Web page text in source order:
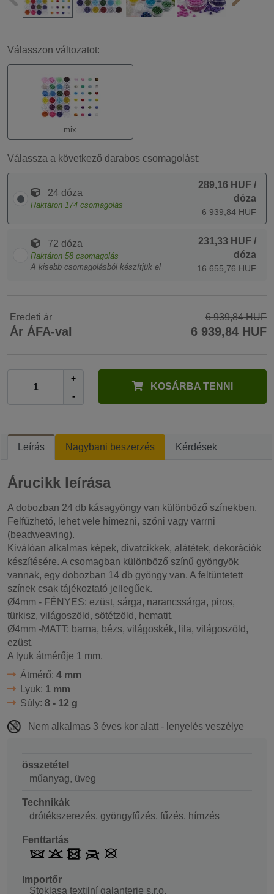
Válasszon változatot:
mix
Válassza a következő darabos csomagolást:
24 dóza
Raktáron 174 csomagolás
289,16 HUF /
dóza
6 939,84 HUF
72 dóza
Raktáron 58 csomagolás
A kisebb csomagolásból készítjük el
231,33 HUF /
dóza
16 655,76 HUF
Eredeti ár 6 939,84 HUF
Ár ÁFA-val 6 939,84 HUF
+
-
KOSÁRBA TENNI
Leírás Nagybani beszerzés Kérdések
Árucikk leírása
A dobozban 24 db kásagyöngy van különböző színekben.
Felfűzhető, lehet vele hímezni, szőni vagy varrni
(beadweaving).
Kiválóan alkalmas képek, divatcikkek, alátétek, dekorációk
készítésére. A csomagban különböző színű gyöngyök
vannak, egy dobozban 14 db gyöngy van. A feltüntetett
színek csak tájékoztató jellegűek.
Ø4mm - FÉNYES: ezüst, sárga, narancssárga, piros,
türkisz, világoszöld, sötétzöld, hematit.
Ø4mm -MATT: barna, bézs, világoskék, lila, világoszöld,
ezüst.
A lyuk átmérője 1 mm.
Átmérő: 4 mm
Lyuk: 1 mm
Súly: 8 - 12 g
Nem alkalmas 3 éves kor alatt - lenyelés veszélye
összetétel
műanyag, üveg
Technikák
drótékszerezés, gyöngyfűzés, fűzés, hímzés
Fenttartás
Importőr
Stoklasa textilní galanterie s.r.o.